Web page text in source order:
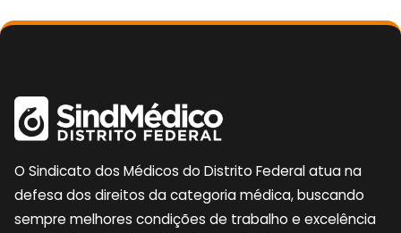
O Sindicato dos Médicos do Distrito Federal atua na
defesa dos direitos da categoria médica, buscando
sempre melhores condições de trabalho e excelência